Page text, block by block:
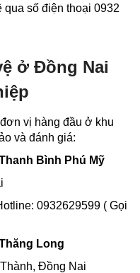
số điện thoại 0932
ở Đồng Nai
vị hàng đầu ở khu
và đánh giá:
Bình Phú Mỹ
0932629599 ( Gọi
Long
Đồng Nai